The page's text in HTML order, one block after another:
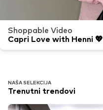
Shoppable Video
Capri Love with Henni 💖
NAŠA SELEKCIJA
Trenutni trendovi